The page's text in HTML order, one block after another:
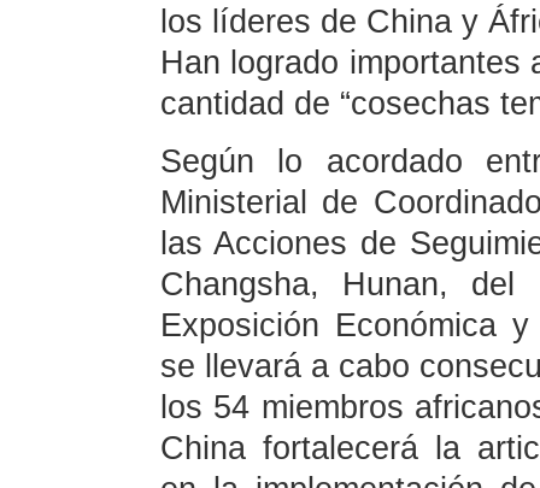
los líderes de China y
Han logrado importantes
cantidad de “cosechas
Según lo acordado
Ministerial de
las Acciones de
Changsha, Hunan,
Exposición Económica
se llevará a cabo
los 54 miembros
China fortalecerá la